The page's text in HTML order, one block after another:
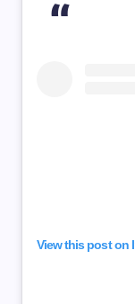
View this post on